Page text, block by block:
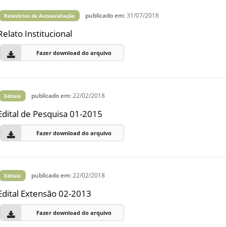
Relatórios de Autoavaliação publicado em:31/07/2018
Institucional
Fazer download do arquivo
Editais publicado em:22/02/2018
de Pesquisa 01-2015
Fazer download do arquivo
Editais publicado em:22/02/2018
Extensão 02-2013
Fazer download do arquivo